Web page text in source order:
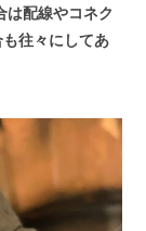
は配線やコネク
往々にしてあ